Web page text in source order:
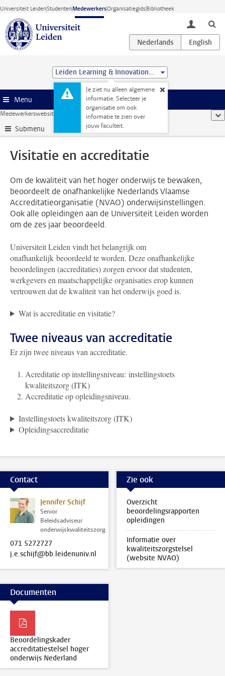
Ga direct naar de inhoud
Universiteit LeidenStudentenMedewerkersOrganisatiegidsBibliotheek
toggle
Leiden Learning & Innovation Centre
Je ziet nu alleen algemene
informatie. Selecteer je
organisatie om ook
informatie te zien over
jouw faculteit.
Menu
Medewerkerswebsite Visitatie en accreditatie
Submenu
Visitatie en accreditatie
Om de kwaliteit van het hoger onderwijs te bewaken,
beoordeelt de onafhankelijke Nederlands Vlaamse
Accreditatieorganisatie (NVAO) onderwijsinstellingen.
Ook alle opleidingen aan de Universiteit Leiden worden
om de zes jaar beoordeeld.
Universiteit Leiden vindt het belangrijk om
onafhankelijk beoordeeld te worden. Deze onafhankelijke
beoordelingen (accreditaties) zorgen ervoor dat studenten,
werkgevers en maatschappelijke organisaties erop kunnen
vertrouwen dat de kwaliteit van het onderwijs goed is.
Wat is accreditatie en visitatie?
Twee niveaus van accreditatie
Er zijn twee niveaus van accreditatie.
Acreditatie op instellingsniveau: instellingstoets
kwaliteitszorg (ITK)
Accreditatie op opleidingsniveau.
Instellingstoets kwaliteitszorg (ITK)
Opleidingsaccreditatie
Contact
Jennifer Schijf
Senior
Beleidsadviseur
onderwijskwaliteitszorg
071 5272727
j.e.schijf@bb.leidenuniv.nl
Zie ook
Overzicht
beoordelingsrapporten
opleidingen
Informatie over
kwaliteitszorgstelsel
(website NVAO)
Documenten
Beoordelingskader
accreditatiestelsel hoger
onderwijs Nederland